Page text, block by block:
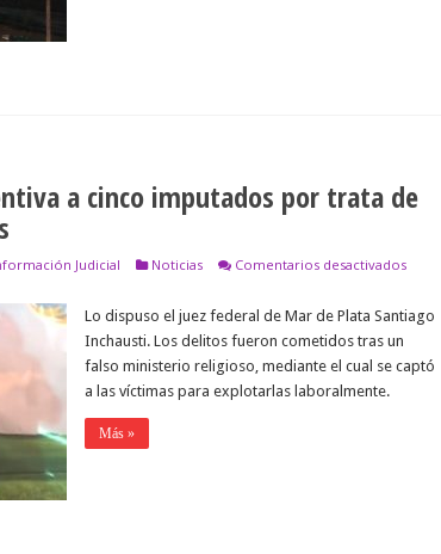
a cinco imputados por trata de
Judicial Noticias Comentarios desactivadosen
prisión
cinco
Lo dispuso el juez federal de Mar de Plata Santiago
Inchausti. Los delitos fueron cometidos tras un
falso ministerio religioso, mediante el cual se captó
a las víctimas para explotarlas laboralmente.
Más »